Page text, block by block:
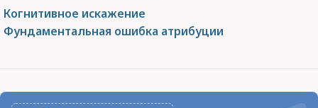
Когнитивное искажение
Фундаментальная ошибка атрибуции